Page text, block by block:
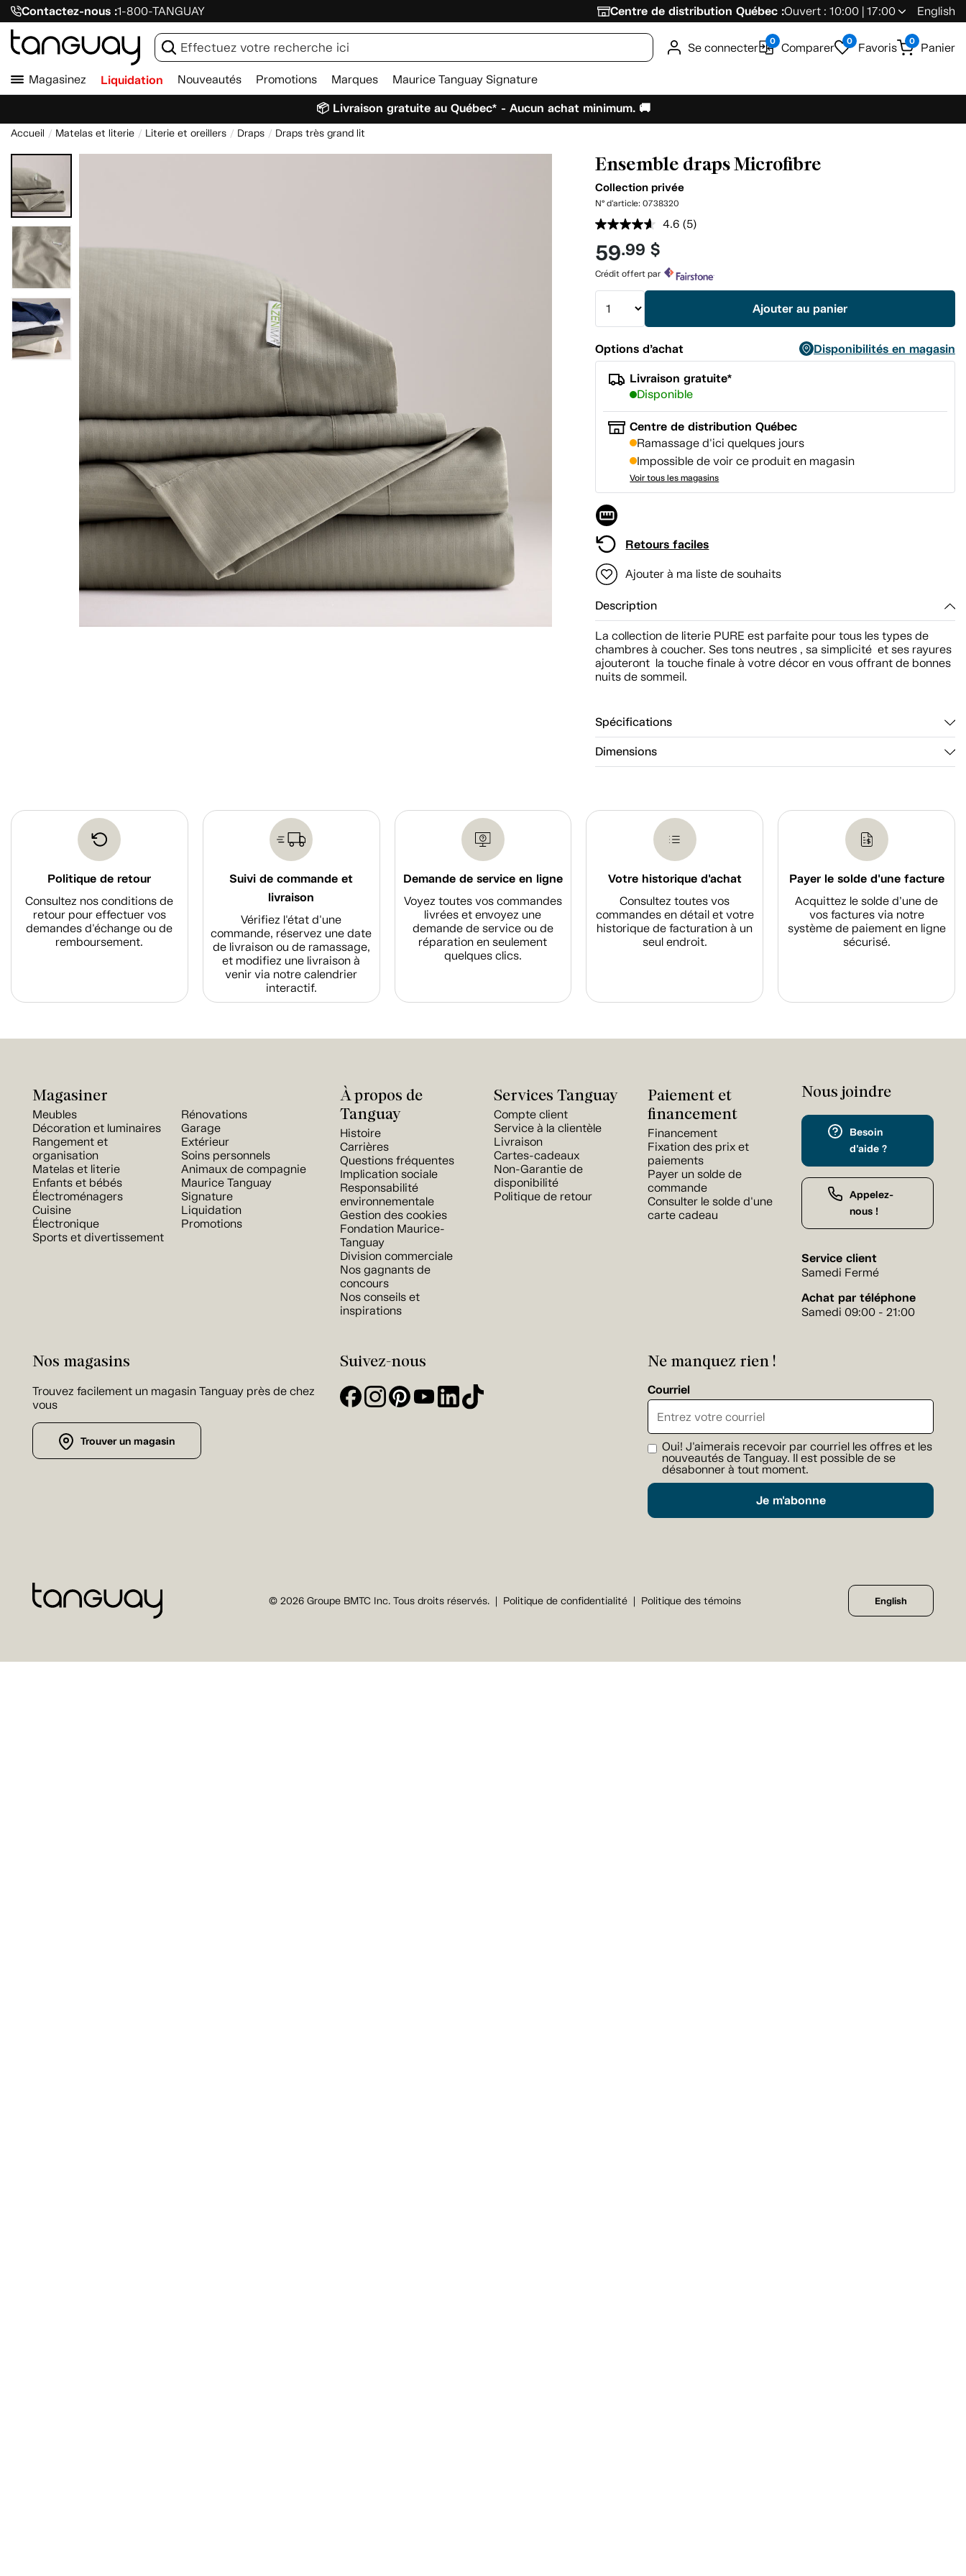
Contactez-nous :1-800-TANGUAY Centre de distribution Québec :Ouvert : 10:00 | 17:00 English
Se connecter 0 Comparer 0 Favoris 0 Panier
Magasinez Liquidation Nouveautés Promotions Marques Maurice Tanguay Signature
📦 Livraison gratuite au Québec* - Aucun achat minimum. 🚚
Accueil Matelas et literie Literie et oreillers Draps Draps très grand lit
Ensemble draps Microfibre
Collection privée
N° d'article:0738320
4.6 Lire
Lien
(5)
59.99 $
Crédit offert par
Ajouter au panier
Options d’achat
Disponibilités en magasin
Livraison gratuite*
Disponible
Centre de distribution Québec
Ramassage d'ici quelques jours
Impossible de voir ce produit en magasin
Voir tous les magasins
Retours faciles
Ajouter à ma liste de souhaits
Description
La collection de literie PURE est parfaite pour tous les types de
chambres à coucher. Ses tons neutres , sa simplicité et ses rayures
ajouteront la touche finale à votre décor en vous offrant de bonnes
nuits de sommeil.
Spécifications
Dimensions
Politique de retour
Consultez nos conditions de
retour pour effectuer vos
demandes d'échange ou de
remboursement.
Suivi de commande et
livraison
Vérifiez l'état d'une
commande, réservez une date
de livraison ou de ramassage,
et modifiez une livraison à
venir via notre calendrier
interactif.
Demande de service en ligne
Voyez toutes vos commandes
livrées et envoyez une
demande de service ou de
réparation en seulement
quelques clics.
Votre historique d'achat
Consultez toutes vos
commandes en détail et votre
historique de facturation à un
seul endroit.
Payer le solde d'une facture
Acquittez le solde d’une de
vos factures via notre
système de paiement en ligne
sécurisé.
Magasiner
Meubles
Décoration et luminaires
Rangement et
organisation
Matelas et literie
Enfants et bébés
Électroménagers
Cuisine
Électronique
Sports et divertissement
Rénovations
Garage
Extérieur
Soins personnels
Animaux de compagnie
Maurice Tanguay
Signature
Liquidation
Promotions
À propos de
Tanguay
Histoire
Carrières
Questions fréquentes
Implication sociale
Responsabilité
environnementale
Gestion des cookies
Fondation Maurice-
Tanguay
Division commerciale
Nos gagnants de
concours
Nos conseils et
inspirations
Services Tanguay
Compte client
Service à la clientèle
Livraison
Cartes-cadeaux
Non-Garantie de
disponibilité
Politique de retour
Paiement et
financement
Financement
Fixation des prix et
paiements
Payer un solde de
commande
Consulter le solde d'une
carte cadeau
Nous joindre
Besoin
d'aide ?
Appelez-
nous !
Service client
Samedi Fermé
Achat par téléphone
Samedi 09:00 - 21:00
Nos magasins
Trouvez facilement un magasin Tanguay près de chez
vous
Trouver un magasin
Suivez-nous Ne manquez rien !
Courriel
Oui! J'aimerais recevoir par courriel les offres et les
nouveautés de Tanguay. Il est possible de se
désabonner à tout moment.
Je m'abonne
© 2026 Groupe BMTC Inc. Tous droits réservés. Politique de confidentialité Politique des témoins English